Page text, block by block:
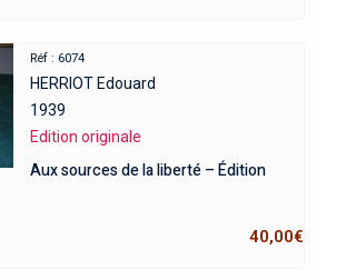
Réf : 6074
HERRIOT Edouard
1939
Edition originale
Aux sources de la liberté – Édition
40,00€